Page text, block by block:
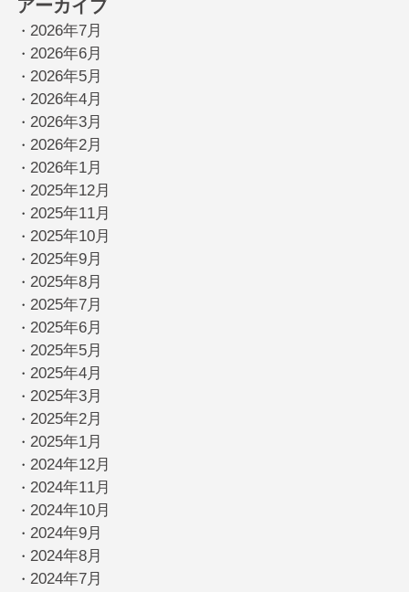
アーカイブ
・ 2026年7月
・ 2026年6月
・ 2026年5月
・ 2026年4月
・ 2026年3月
・ 2026年2月
・ 2026年1月
・ 2025年12月
・ 2025年11月
・ 2025年10月
・ 2025年9月
・ 2025年8月
・ 2025年7月
・ 2025年6月
・ 2025年5月
・ 2025年4月
・ 2025年3月
・ 2025年2月
・ 2025年1月
・ 2024年12月
・ 2024年11月
・ 2024年10月
・ 2024年9月
・ 2024年8月
・ 2024年7月